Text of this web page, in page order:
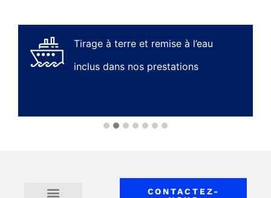
Tirage à terre et remise à l’eau
inclus dans nos prestations
CONTACTEZ-